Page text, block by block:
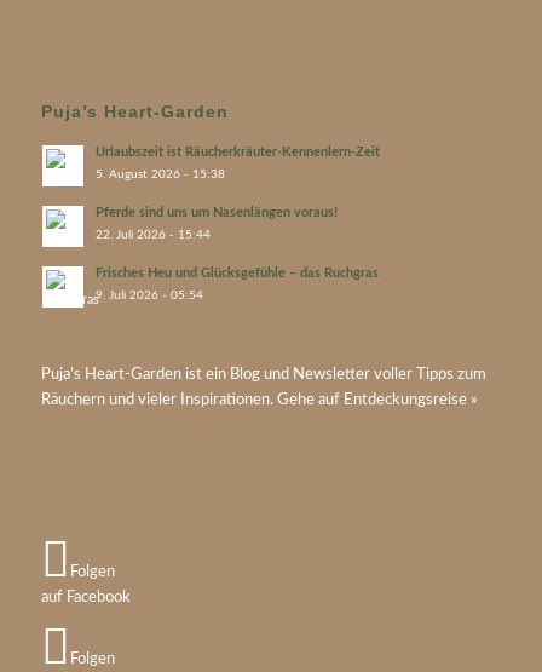
Puja’s Heart-Garden
Urlaubszeit ist Räucherkräuter-Kennenlern-Zeit
5. August 2026 - 15:38
Pferde sind uns um Nasenlängen voraus!
22. Juli 2026 - 15:44
Frisches Heu und Glücksgefühle – das Ruchgras
9. Juli 2026 - 05:54
Puja’s Heart-Gardenist ein Blog und Newsletter voller Tipps zum
Räuchern und vieler Inspirationen. Gehe auf Entdeckungsreise »
Folgen
auf Facebook
Folgen